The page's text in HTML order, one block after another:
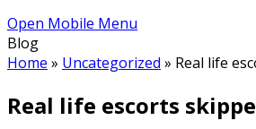
Open Mobile Menu
Blog
Home » Uncategorized » Real life
Real life escorts